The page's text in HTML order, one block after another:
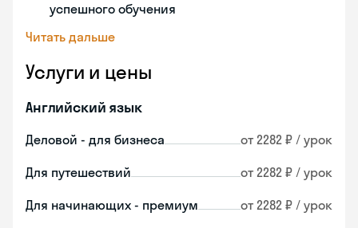
успешного обучения
Читать дальше
Услуги и цены
Английский язык
Деловой - для бизнеса от 2282 ₽ / урок
Для путешествий от 2282 ₽ / урок
Для начинающих - премиум от 2282 ₽ / урок